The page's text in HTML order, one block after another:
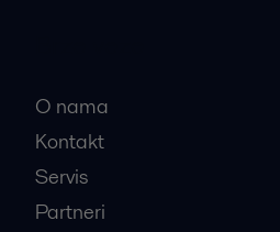
O nama
Kontakt
Servis
Partneri